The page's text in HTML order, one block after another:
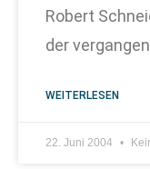
Robert
der
WEITERLESEN
22. Juni 2004